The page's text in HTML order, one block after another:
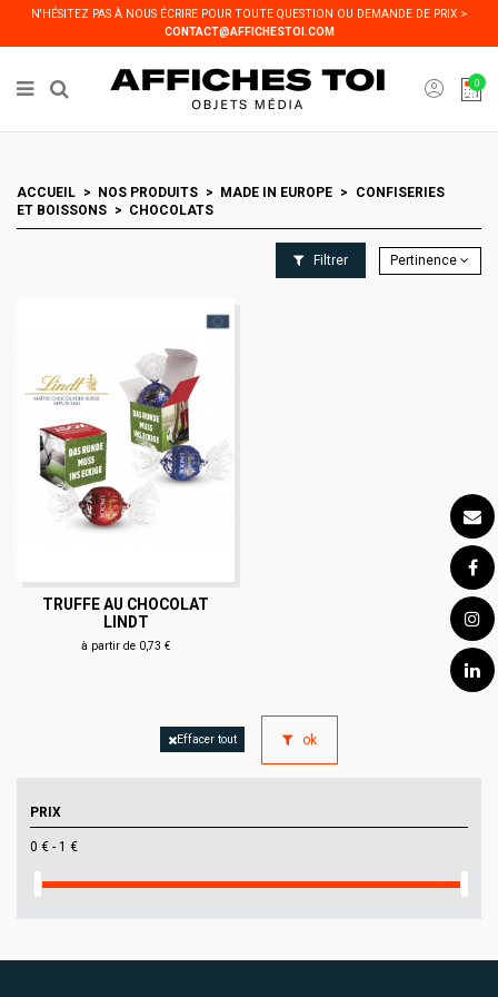
N'HÉSITEZ PAS À NOUS ÉCRIRE POUR TOUTE QUESTION OU DEMANDE DE PRIX >
CONTACT@AFFICHESTOI.COM
0
ACCUEIL NOS PRODUITS MADE IN EUROPE
CONFISERIES
ET BOISSONS
CHOCOLATS
Filtrer Pertinence
TRUFFE AU CHOCOLAT
LINDT
à partir de 0,73 €
Effacer tout ok
PRIX
0 € - 1 €
Panneau de gestion des cookies